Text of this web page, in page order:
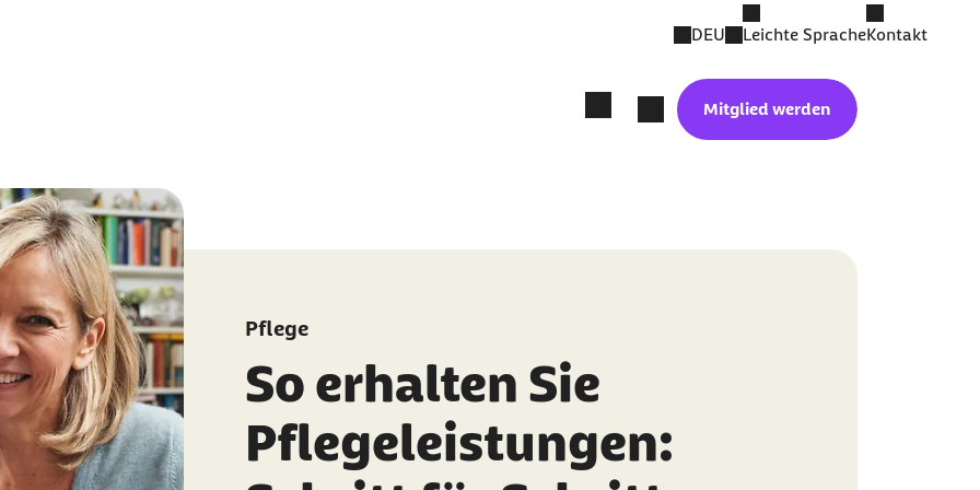
DEU Leichte SpracheKontakt
Mitglied werden
Pflege
So erhalten Sie
Pflegeleistungen: